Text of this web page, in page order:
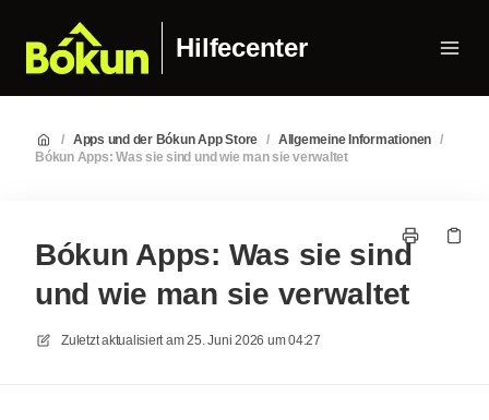
Hilfecenter
/ Apps und der Bókun App Store / Allgemeine Informationen /
Bókun Apps: Was sie sind und wie man sie verwaltet
Bókun Apps: Was sie sind
und wie man sie verwaltet
Zuletzt aktualisiert am25. Juni 2026 um 04:27